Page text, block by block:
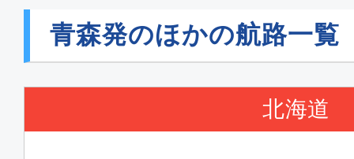
青森発のほかの航路一覧
北海道